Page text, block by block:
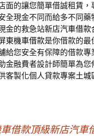
面的讓您簡單借誠租賃
全現金不同而給多不同藥
金的救急站新店汽車借款
東機車借款是你借款的最
給您安全有保障的借款
金融費者設計師簡單為您
客製化個人貸款專案土城
借款頂級新店汽車